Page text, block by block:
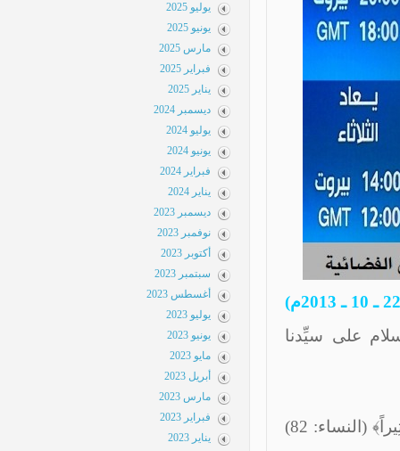
على سيِّدنا
﴿أَفَلاَ يَتَدَبَّرُونَ الْقُرْآنَ وَلَوْ كَانَ مِنْ عِنْدِ غَيْرِ اللَّهِ لَوَجَدُوا فِيهِ اخْتِلاَفاً كَثِيراً﴾ (النساء: 82)
يوليو 2025
يونيو 2025
مارس 2025
فبراير 2025
يناير 2025
ديسمبر 2024
يوليو 2024
يونيو 2024
فبراير 2024
يناير 2024
ديسمبر 2023
نوفمبر 2023
أكتوبر 2023
سبتمبر 2023
أغسطس 2023
يوليو 2023
يونيو 2023
مايو 2023
أبريل 2023
مارس 2023
فبراير 2023
يناير 2023